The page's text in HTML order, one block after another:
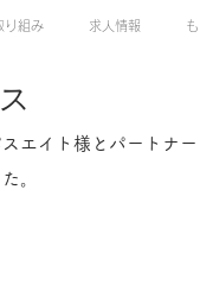
り組み 求人情報
エイト様とパートナー
。